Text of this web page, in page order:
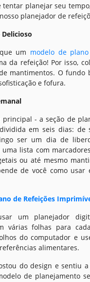
tentar planejar seu
planejador de
Delicioso
um modelo de
da refeição! Por isso,
mantimentos. O fundo
e fofura.
principal - a seção de
em seis dias: de
ser um dia de
lista com
ou até mesmo
de você como usar
de Refeições
um planejador
várias folhas para
do computador e
alimentares.
do design e sentiu
de planejamento